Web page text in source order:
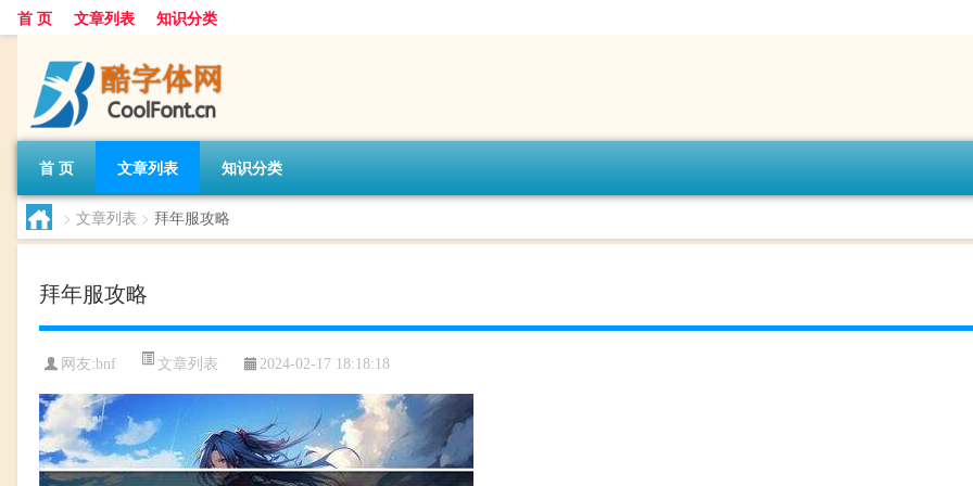
首 页 文章列表 知识分类
首 页 文章列表 知识分类
> 文章列表 > 拜年服攻略
拜年服攻略
网友:bnf 文章列表 2024-02-17 18:18:18